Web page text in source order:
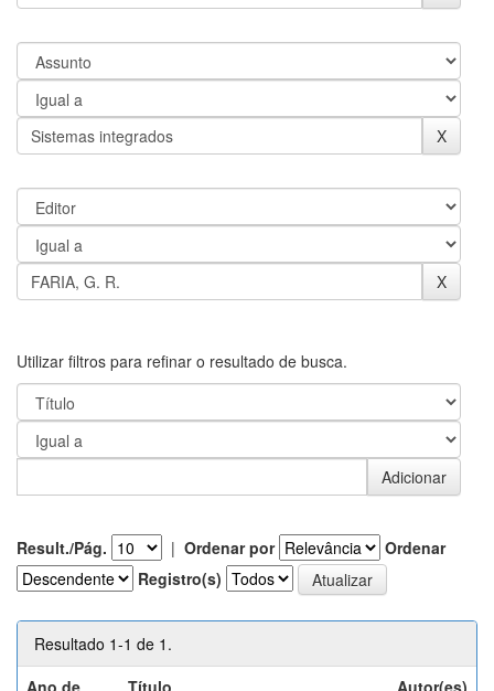
Utilizar filtros para refinar o resultado de busca.
Result./Pág. | Ordenar por
Ordenar
Registro(s)
Resultado 1-1 de 1.
Ano de
Título Autor(es)